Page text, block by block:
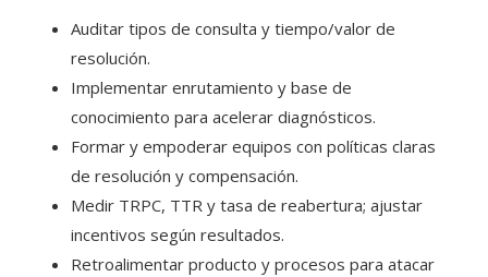
Auditar tipos de consulta y tiempo/valor de
resolución.
Implementar enrutamiento y base de
conocimiento para acelerar diagnósticos.
Formar y empoderar equipos con políticas claras
de resolución y compensación.
Medir TRPC, TTR y tasa de reabertura; ajustar
incentivos según resultados.
Retroalimentar producto y procesos para atacar